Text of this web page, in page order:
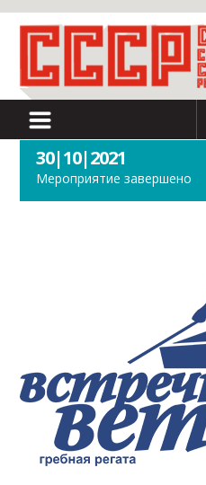
30|10|2021
Мероприятие завершено